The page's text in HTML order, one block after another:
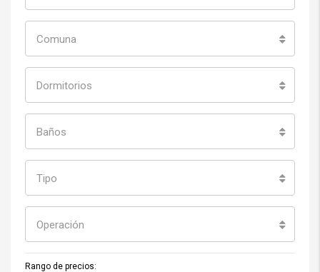
Comuna
Dormitorios
Baños
Tipo
Operación
Rango de precios: